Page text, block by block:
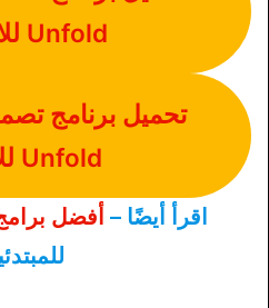
Unfold للاندرويد
تحميل برنامج
Unfold للايفون
اقرأ أيضًا – أفضل